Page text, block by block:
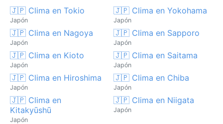
🇯🇵 Clima en Tokio
Japón
🇯🇵 Clima en Yokohama
Japón
🇯🇵 Clima en Nagoya
Japón
🇯🇵 Clima en Sapporo
Japón
🇯🇵 Clima en Kioto
Japón
🇯🇵 Clima en Saitama
Japón
🇯🇵 Clima en Hiroshima
Japón
🇯🇵 Clima en Chiba
Japón
🇯🇵 Clima en
Kitakyūshū
Japón
🇯🇵 Clima en Niigata
Japón